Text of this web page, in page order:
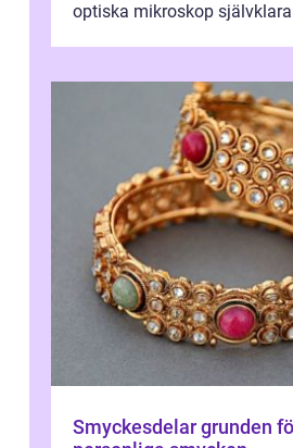
optiska mikroskop
Smyckesdelar grunden för hållbara och